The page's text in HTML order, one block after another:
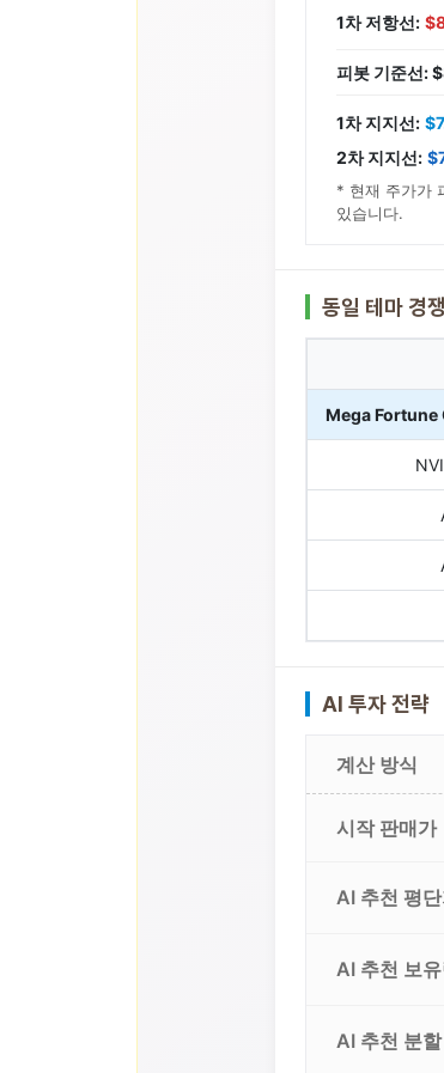
1차 저항선:
피봇 기준선:
1차 지지선:
2차 지지선:
* 현재 주가가
있습니다.
동일 테마 경
Mega Fortune
AI 투자 전략
계산 방식
시작 판매가
AI 추천 평
AI 추천 보
AI 추천 분